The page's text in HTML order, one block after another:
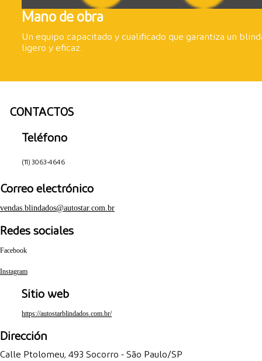
Mano de obra
Un equipo capacitado y cualificado que garantiza un
ligero y eficaz.
CONTACTOS
Teléfono
(11) 3063-4646
Correo electrónico
vendas.blindados@autostar.com.br
Redes sociales
Facebook
Instagram
Sitio web
https://autostarblindados.com.br/
Dirección
Calle Ptolomeu, 493 Socorro - São Paulo/SP